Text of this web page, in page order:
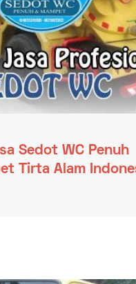
Sedot WC Penuh
Tirta Alam